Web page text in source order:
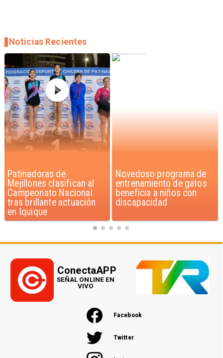
Novedoso programa de
entrenamiento de gatos
beneficia a niños con
discapacidad
Alarmante hábito en
jóvenes de 13 a 15 años
según encuesta del
Minsal
Noticias Recientes
Facebook
Twitter
ConectaAPP
SEÑAL ONLINE EN
VIVO